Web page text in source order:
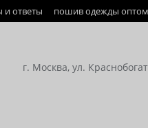
и ответы пошив одежды оптом
г. Москва, ул.